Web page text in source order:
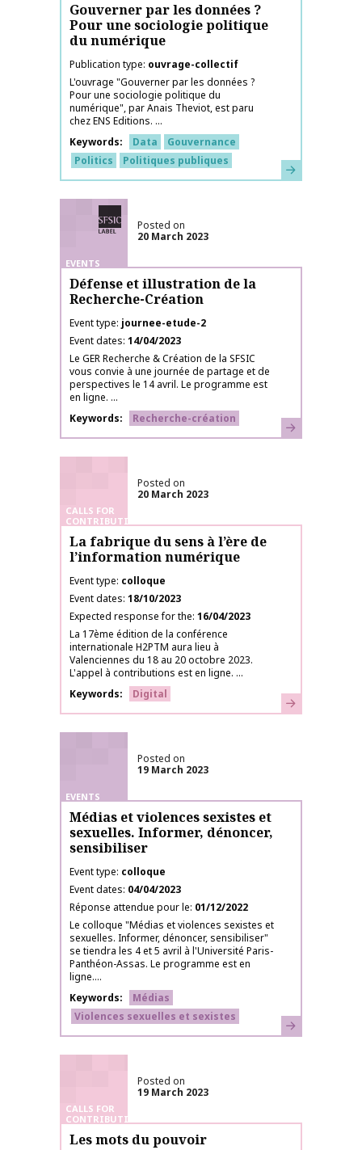
Gouverner par les données ?
Pour une sociologie politique
du numérique
Publication type ouvrage-collectif
L'ouvrage "Gouverner par les données ?
Pour une sociologie politique du
numérique", par Anais Theviot, est paru
chez ENS Editions. ...
Keywords
Data
Gouvernance
Politics
Politiques publiques Learn more
SFSIC labelled
EVENTS
Posted on
20 March 2023
Défense et illustration de la
Recherche-Création
Event type journee-etude-2
Event dates 14/04/2023
Le GER Recherche & Création de la SFSIC
vous convie à une journée de partage et de
perspectives le 14 avril. Le programme est
en ligne. ...
Keywords
Recherche-création Learn more
CALLS FOR
CONTRIBUTIONS
Posted on
20 March 2023
La fabrique du sens à l’ère de
l’information numérique
Event type colloque
Event dates 18/10/2023
Expected response for the 16/04/2023
La 17ème édition de la conférence
internationale H2PTM aura lieu à
Valenciennes du 18 au 20 octobre 2023.
L'appel à contributions est en ligne. ...
Keywords
Digital Learn more
EVENTS
Posted on
19 March 2023
Médias et violences sexistes et
sexuelles. Informer, dénoncer,
sensibiliser
Event type colloque
Event dates 04/04/2023
Réponse attendue pour le 01/12/2022
Le colloque "Médias et violences sexistes et
sexuelles. Informer, dénoncer, sensibiliser"
se tiendra les 4 et 5 avril à l'Université Paris-
Panthéon-Assas. Le programme est en
ligne....
Keywords
Médias
Violences sexuelles et sexistes
Learn more
CALLS FOR
CONTRIBUTIONS
Posted on
19 March 2023
Les mots du pouvoir